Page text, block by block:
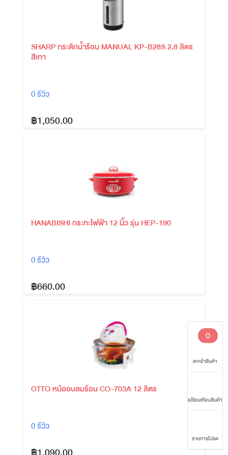
0
ตะกร้าสินค้า
เปรียบเทียบสินค้า
รายการโปรด
SHARP กระติกน้ำร้อน MANUAL KP-B28S 2.8 ลิตร
สีเทา
0 รีวิว
฿1,050.00
HANABISHI กระทะไฟฟ้า 12 นิ้ว รุ่น HEP-190
0 รีวิว
฿660.00
OTTO หม้ออบลมร้อน CO-703A 12 ลิตร
0 รีวิว